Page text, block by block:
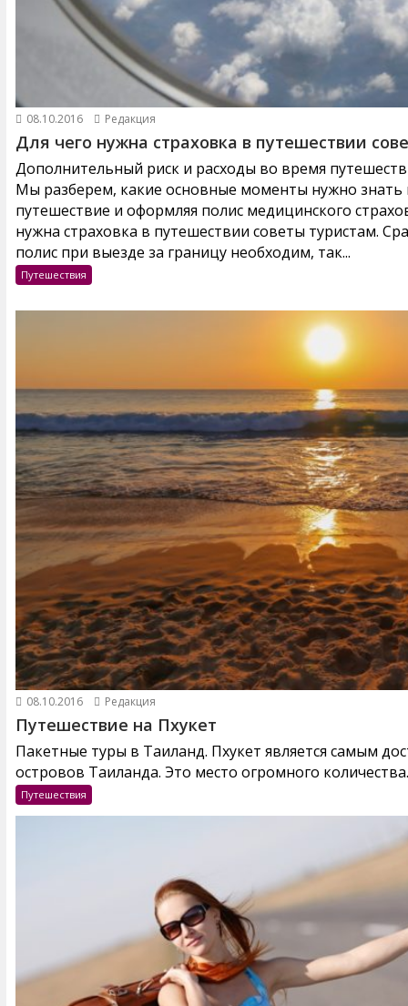
08.10.2016 Редакция
Для чего нужна страховка в путешествии
Дополнительный риск и расходы во время
Мы разберем, какие основные моменты нужно знать
путешествие и оформляя полис медицинского
нужна страховка в путешествии советы туристам.
полис при выезде за границу необходим, так...
Путешествия
08.10.2016 Редакция
Путешествие на Пхукет
Пакетные туры в Таиланд. Пхукет является самым
островов Таиланда. Это место огромного
Путешествия